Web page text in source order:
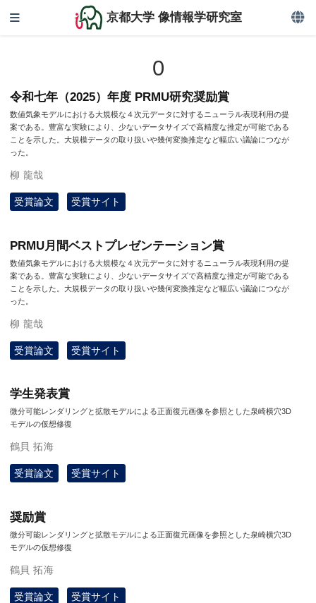
京都大学 像情報学研究室
0
令和七年（2025）年度 PRMU研究奨励賞
数値気象モデルにおける大規模な４次元データに対するニューラル表現利用の提
案である。豊富な実験により、少ないデータサイズで高精度な推定が可能である
ことを示した。大規模データの取り扱いや幾何変換推定など幅広い議論につなが
った。
柳 龍哉
受賞論文 受賞サイト
PRMU月間ベストプレゼンテーション賞
数値気象モデルにおける大規模な４次元データに対するニューラル表現利用の提
案である。豊富な実験により、少ないデータサイズで高精度な推定が可能である
ことを示した。大規模データの取り扱いや幾何変換推定など幅広い議論につなが
った。
柳 龍哉
受賞論文 受賞サイト
学生発表賞
微分可能レンダリングと拡散モデルによる正面復元画像を参照とした泉崎横穴3D
モデルの仮想修復
鶴貝 拓海
受賞論文 受賞サイト
奨励賞
微分可能レンダリングと拡散モデルによる正面復元画像を参照とした泉崎横穴3D
モデルの仮想修復
鶴貝 拓海
受賞論文 受賞サイト